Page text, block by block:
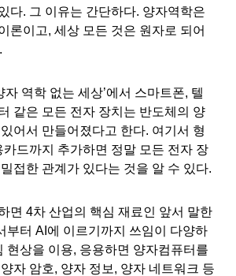
다. 그 이유는 간단하다. 양자역학은
론이고, 세상 모든 것은 원자로 되어
자 역학 없는 세상’에서 스마트폰, 텔
같은 모든 전자 장치는 반도체의 양
어서 만들어졌다고 한다. 여기서 형
카드까지 추가하면 정말 모든 전자 장
접한 관계가 있다는 것을 알 수 있다.
면 4차 산업의 핵심 재료인 앞서 말한
부터 AI 에 이르기까지 쓰임이 다양하
현상을 이용, 응용하면 양자컴퓨터를
양자 암호, 양자 정보 , 양자 네트워크 등